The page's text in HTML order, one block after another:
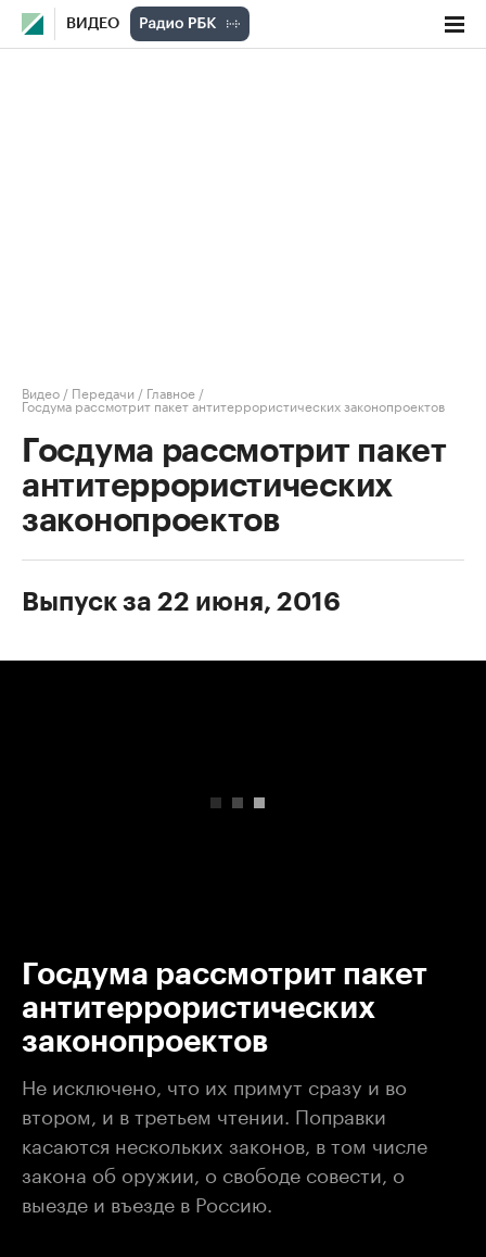
ВИДЕО
Видео / Передачи / Главное /
Госдума рассмотрит пакет антитеррористических законопроектов
Госдума рассмотрит пакет
антитеррористических
законопроектов
Выпуск за 22 июня, 2016
Госдума рассмотрит пакет
антитеррористических
законопроектов
Не исключено, что их примут сразу и во
втором, и в третьем чтении. Поправки
касаются нескольких законов, в том числе
закона об оружии, о свободе совести, о
выезде и въезде в Россию.